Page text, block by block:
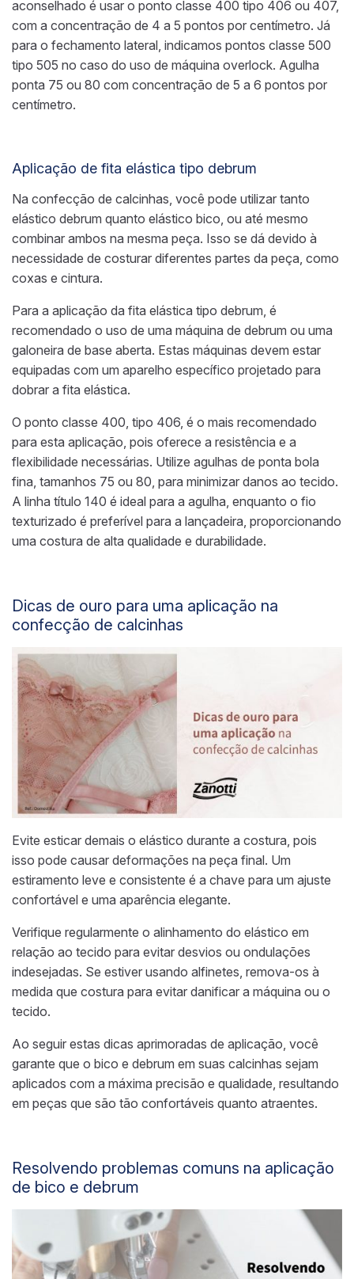
aconselhado é usar o ponto classe 400 tipo 406 ou 407,
com a concentração de 4 a 5 pontos por centímetro. Já
para o fechamento lateral, indicamos pontos classe 500
tipo 505 no caso do uso de máquina overlock. Agulha
ponta 75 ou 80 com concentração de 5 a 6 pontos por
centímetro.
Aplicação de fita elástica tipo debrum
Na confecção de calcinhas, você pode utilizar tanto
elástico debrum quanto elástico bico, ou até mesmo
combinar ambos na mesma peça. Isso se dá devido à
necessidade de costurar diferentes partes da peça, como
coxas e cintura.
Para a aplicação da fita elástica tipo debrum, é
recomendado o uso de uma máquina de debrum ou uma
galoneira de base aberta. Estas máquinas devem estar
equipadas com um aparelho específico projetado para
dobrar a fita elástica.
O ponto classe 400, tipo 406, é o mais recomendado
para esta aplicação, pois oferece a resistência e a
flexibilidade necessárias. Utilize agulhas de ponta bola
fina, tamanhos 75 ou 80, para minimizar danos ao tecido.
A linha título 140 é ideal para a agulha, enquanto o fio
texturizado é preferível para a lançadeira, proporcionando
uma costura de alta qualidade e durabilidade.
Dicas de ouro para uma aplicação na
confecção de calcinhas
Evite esticar demais o elástico durante a costura, pois
isso pode causar deformações na peça final. Um
estiramento leve e consistente é a chave para um ajuste
confortável e uma aparência elegante.
Verifique regularmente o alinhamento do elástico em
relação ao tecido para evitar desvios ou ondulações
indesejadas. Se estiver usando alfinetes, remova-os à
medida que costura para evitar danificar a máquina ou o
tecido.
Ao seguir estas dicas aprimoradas de aplicação, você
garante que o bico e debrum em suas calcinhas sejam
aplicados com a máxima precisão e qualidade, resultando
em peças que são tão confortáveis quanto atraentes.
Resolvendo problemas comuns na aplicação
de bico e debrum